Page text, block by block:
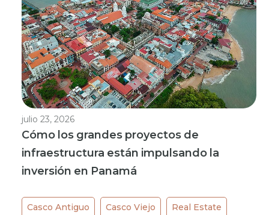
julio 23, 2026
Cómo los grandes proyectos de
infraestructura están impulsando la
inversión en Panamá
Casco Antiguo Casco Viejo Real Estate